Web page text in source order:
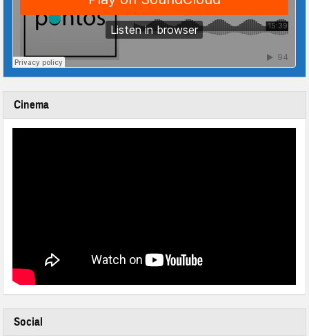
Cinema
Social